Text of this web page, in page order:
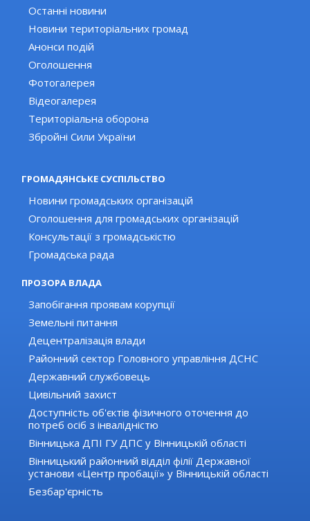
Останні новини
Новини територіальних громад
Анонси подій
Оголошення
Фотогалерея
Відеогалерея
Територіальна оборона
Збройні Сили України
ГРОМАДЯНСЬКЕ СУСПІЛЬСТВО
Новини громадських організацій
Оголошення для громадських організацій
Консультації з громадськістю
Громадська рада
ПРОЗОРА ВЛАДА
Запобігання проявам корупції
Земельні питання
Децентралізація влади
Районний сектор Головного управління ДСНС
Державний службовець
Цивільний захист
Доступність об'єктів фізичного оточення до
потреб осіб з інвалідністю
Вінницька ДПІ ГУ ДПС у Вінницькій області
Вінницький районний відділ філії Державної
установи «Центр пробації» у Вінницькій області
Безбар'єрність